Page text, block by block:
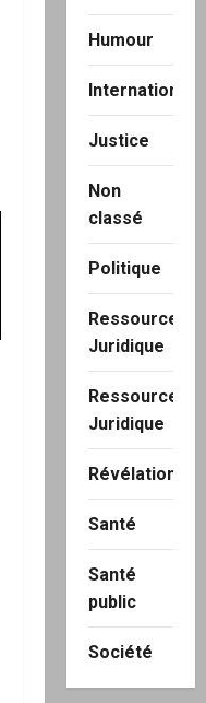
Humour
International
Justice
Non
classé
Politique
Ressource
Juridique
Ressource
Juridique
Révélation
Santé
Santé
public
Société